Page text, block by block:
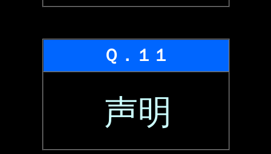
Ｑ．１１
声明